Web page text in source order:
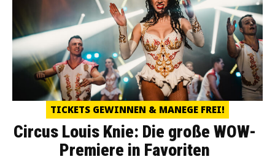
TICKETS GEWINNEN & MANEGE FREI!
Circus Louis Knie: Die große WOW-
Premiere in Favoriten